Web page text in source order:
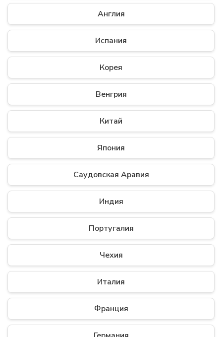
Англия
Испания
Корея
Венгрия
Китай
Япония
Саудовская Аравия
Индия
Португалия
Чехия
Италия
Франция